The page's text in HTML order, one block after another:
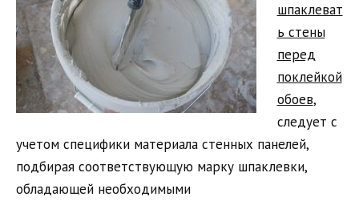
шпаклеват
ь стены
перед
поклейкой
обоев,
следует с
учетом специфики материала стенных панелей,
подбирая соответствующую марку шпаклевки,
обладающей необходимыми